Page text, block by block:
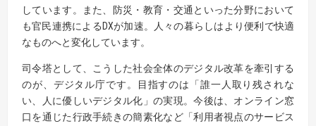
しています。また、防災・教育・交通といった分野において
も官民連携によるDXが加速。人々の暮らしはより便利で快適
なものへと変化しています。
司令塔として、こうした社会全体のデジタル改革を牽引する
のが、デジタル庁です。目指すのは「誰一人取り残されな
い、人に優しいデジタル化」の実現。今後は、オンライン窓
口を通じた行政手続きの簡素化など「利用者視点のサービス